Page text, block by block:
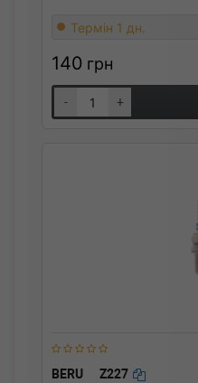
Термін 1 дн.
140 грн
- +
BERU Z227